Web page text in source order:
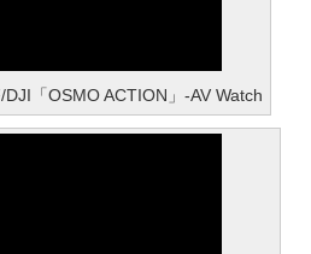
「OSMO ACTION」-AV Watch